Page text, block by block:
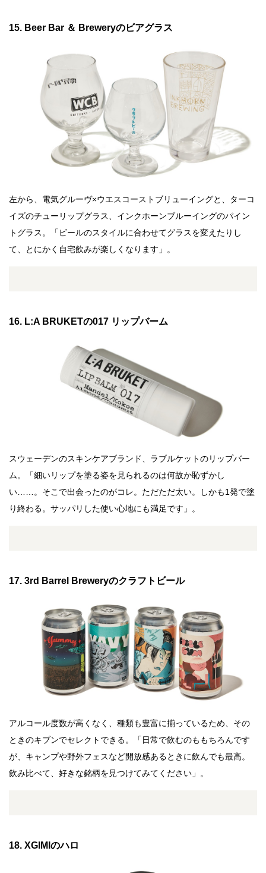
15. Beer Bar ＆ Breweryのビアグラス
左から、電気グルーヴ×ウエスコーストブリューイングと、ターコ
イズのチューリップグラス、インクホーンブルーイングのパイン
トグラス。「ビールのスタイルに合わせてグラスを変えたりし
て、とにかく自宅飲みが楽しくなります」。
16. L:A BRUKETの017 リップバーム
スウェーデンのスキンケアブランド、ラブルケットのリップバー
ム。「細いリップを塗る姿を見られるのは何故か恥ずかし
い……。そこで出会ったのがコレ。ただただ太い。しかも1発で塗
り終わる。サッパリした使い心地にも満足です」。
17. 3rd Barrel Breweryのクラフトビール
アルコール度数が高くなく、種類も豊富に揃っているため、その
ときのキブンでセレクトできる。「日常で飲むのももちろんです
が、キャンプや野外フェスなど開放感あるときに飲んでも最高。
飲み比べて、好きな銘柄を見つけてみてください」。
18. XGIMIのハロ